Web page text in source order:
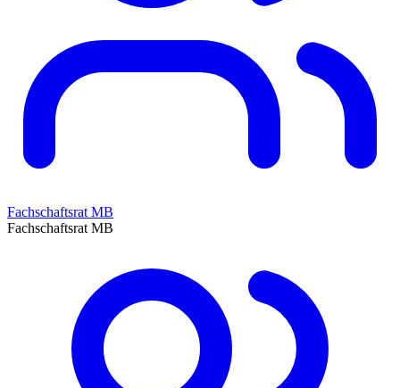
Fachschaftsrat MB
Fachschaftsrat MB